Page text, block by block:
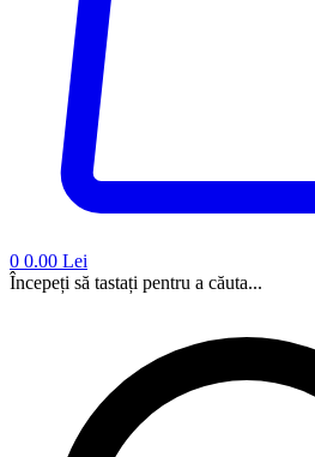
0 0.00 Lei
Începeți să tastați pentru a căuta...